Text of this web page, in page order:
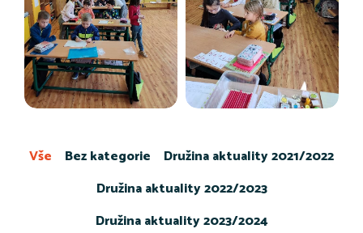
Bez kategorie
Družina aktuality 2021/2022
Družina aktuality 2022/2023
Družina aktuality 2023/2024
Vše